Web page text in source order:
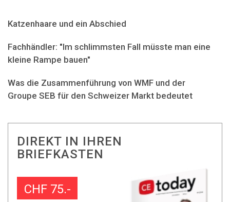
Katzenhaare und ein Abschied
Fachhändler: "Im schlimmsten Fall müsste man eine
kleine Rampe bauen"
Was die Zusammenführung von WMF und der
Groupe SEB für den Schweizer Markt bedeutet
DIREKT IN IHREN
BRIEFKASTEN
CHF 75.-